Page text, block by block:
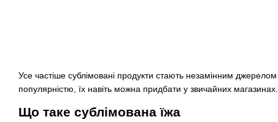
Усе частіше сублімовані продукти стають незамінним
популярністю, їх навіть можна придбати у звичайних
Що таке сублімована їжа